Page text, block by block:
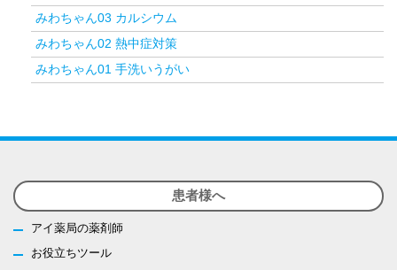
みわちゃん03 カルシウム
みわちゃん02 熱中症対策
みわちゃん01 手洗いうがい
患者様へ
アイ薬局の薬剤師
お役立ちツール